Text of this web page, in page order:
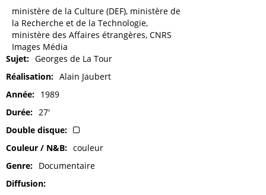
ministère de la Culture (DEF), ministère de
la Recherche et de la Technologie,
ministère des Affaires étrangères, CNRS
Images Média
Sujet
Georges de La Tour
Réalisation
Alain Jaubert
Année
1989
Durée
27'
Double disque
Couleur / N&B
couleur
Genre
Documentaire
Diffusion